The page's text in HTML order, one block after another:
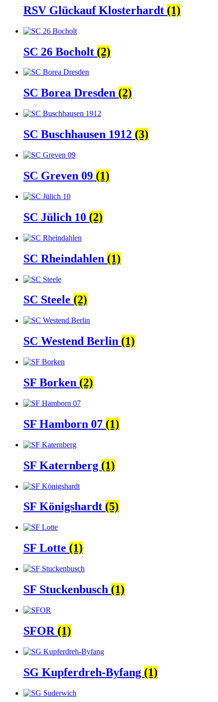
RSV Glückauf Klosterhardt (1)
SC 26 Bocholt (2)
SC Borea Dresden (2)
SC Buschhausen 1912 (3)
SC Greven 09 (1)
SC Jülich 10 (2)
SC Rheindahlen (1)
SC Steele (2)
SC Westend Berlin (1)
SF Borken (2)
SF Hamborn 07 (1)
SF Katernberg (1)
SF Königshardt (5)
SF Lotte (1)
SF Stuckenbusch (1)
SFOR (1)
SG Kupferdreh-Byfang (1)